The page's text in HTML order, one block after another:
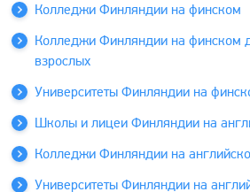
Колледжи Финляндии на финском
Колледжи Финляндии на финском
взрослых
Университеты Финляндии на
Школы и лицеи Финляндии на
Колледжи Финляндии на
Университеты Финляндии на